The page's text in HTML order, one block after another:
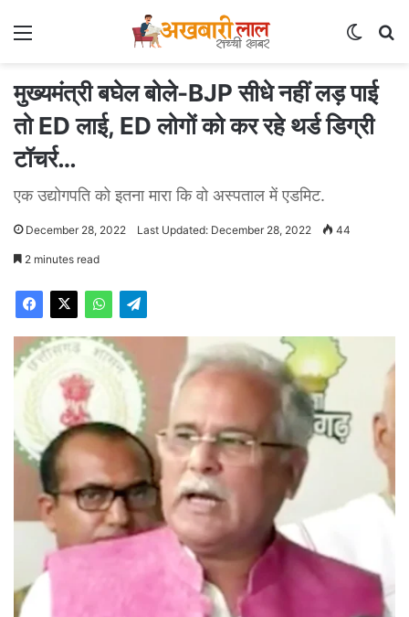
Menu
मुख्यमंत्री बघेल बोले-BJP सीधे नहीं लड़ पाई
तो ED लाई, ED लोगों को कर रहे थर्ड डिग्री
टॉचर्र…
एक उद्योगपति को इतना मारा कि वो अस्पताल में एडमिट.
December 28, 2022 Last Updated: December 28, 2022 44
2 minutes read